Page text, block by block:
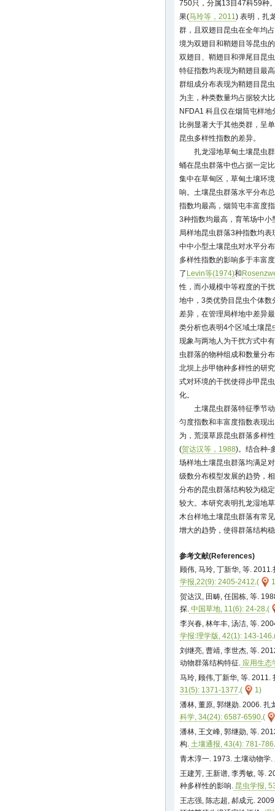
750只，分属13目47科59种
果(马玲等，2011 ) 表明，扎
群，且双翅目昆虫在全年均
境为双翅目和鞘翅目等昆虫
双翅目、鞘翅目和弹尾目昆
特征指数均表现为鞘翅目最
群组成分布表现为鞘翅目昆
为主，种类数量均占据较大
NFDA1 科且仅在烟筒屯样
比例显著大于其他类群，呈
昆虫多样性指数的差异。
扎龙湿地草甸土壤昆虫
蛹在昆虫群落中也占据一定
集中在草甸区，草甸土壤环
响。土壤昆虫群落水平分布
指数均最高，烟筒屯丰富度
3种指数均最高，育苇场中
局样地昆虫群落3种指数均
中中小型土壤昆虫对水平分
多样性指数的影响多于丰富
了 Levin等(1974)和
性，而小规模中等程度的干
地中，3类优势目昆虫个体
差异，在管理局样地中差异
类分析也表明4个区域土壤
现象与两地人为干扰方式中
虫群落的物种组成和数量分
北坝上步甲物种多样性的研
式对环境的干扰使得步甲昆
化。
土壤昆虫群落特征季节
匀度指数和丰富度指数表现
为，荒漠草原昆虫群落多样
(贺达汉等，1988)。结合种-
场样地土壤昆虫群落均满足
级数分布模型发展的趋势，
分布的昆虫群落结构较为稳
较大。本研究表明扎龙湿地
木台样地土壤昆虫群落有常
增大的趋势，使得群落结构
参考文献(References)
顾伟, 马玲, 丁新华, 等.
学报,22(9): 2405-2412 (
贺达汉, 田畴, 任国栋, 等.
探. 中国草地, 11(6): 24-28 (
李兴春, 林年丰, 汤洁, 等.
学报:理学版, 42(1): 143-146
刘继亮, 曹靖, 李世杰, 等.
动物群落结构特征. 应用生态
马玲, 顾伟,丁新华, 等. 2011.
31(5): 1371-1377 (
1)
潘林, 董原, 郭继勋. 2006. 扎
科学, 34(24): 6587-6590 (
潘林, 王文峰, 郭继勋, 等.
构. 土壤通报, 43(4): 781-786
青木淳一. 1973. 土壤动物学.
王建芳, 王新谱, 李秀敏, 等.
种多样性的影响. 昆虫学报,
王志强, 陈志超, 郝成元.